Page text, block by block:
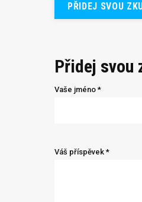
PŘIDEJ SVOU
Přidej svou
Vaše jméno *
Váš příspěvek *